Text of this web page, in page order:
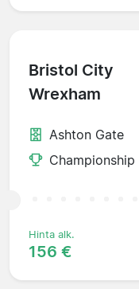
Bristol City
Wrexham
Ashton Gate
Championship
Hinta alk.
156 €